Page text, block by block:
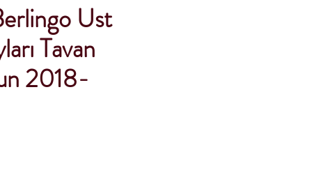
Ust
Tavan
2018-